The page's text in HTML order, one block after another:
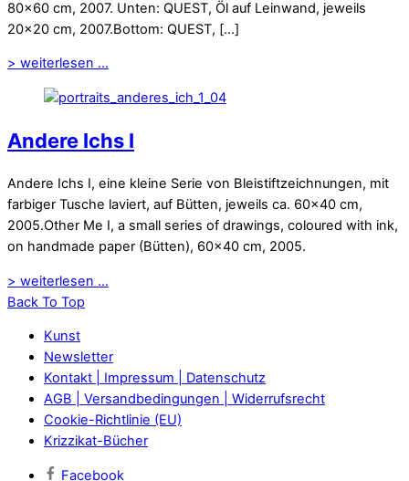
80×60 cm, 2007. Unten: QUEST, Öl auf Leinwand, jeweils
20×20 cm, 2007.Bottom: QUEST, […]
> weiterlesen ...
Andere Ichs I
Andere Ichs I, eine kleine Serie von Bleistiftzeichnungen, mit
farbiger Tusche laviert, auf Bütten, jeweils ca. 60×40 cm,
2005.Other Me I, a small series of drawings, coloured with ink,
on handmade paper (Bütten), 60×40 cm, 2005.
> weiterlesen ...
Back To Top
Kunst
Newsletter
Kontakt | Impressum | Datenschutz
AGB | Versandbedingungen | Widerrufsrecht
Cookie-Richtlinie (EU)
Krizzikat-Bücher
Facebook